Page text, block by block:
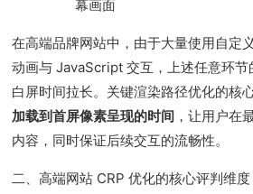
幕画面
在高端品牌网站中，由于大量使用自定
动画与 JavaScript 交互，上述任意环
白屏时间拉长。关键渲染路径优化的核
加载到首屏像素呈现的时间 ，让用户在
内容，同时保证后续交互的流畅性。
二、高端网站 CRP 优化的核心评判维度